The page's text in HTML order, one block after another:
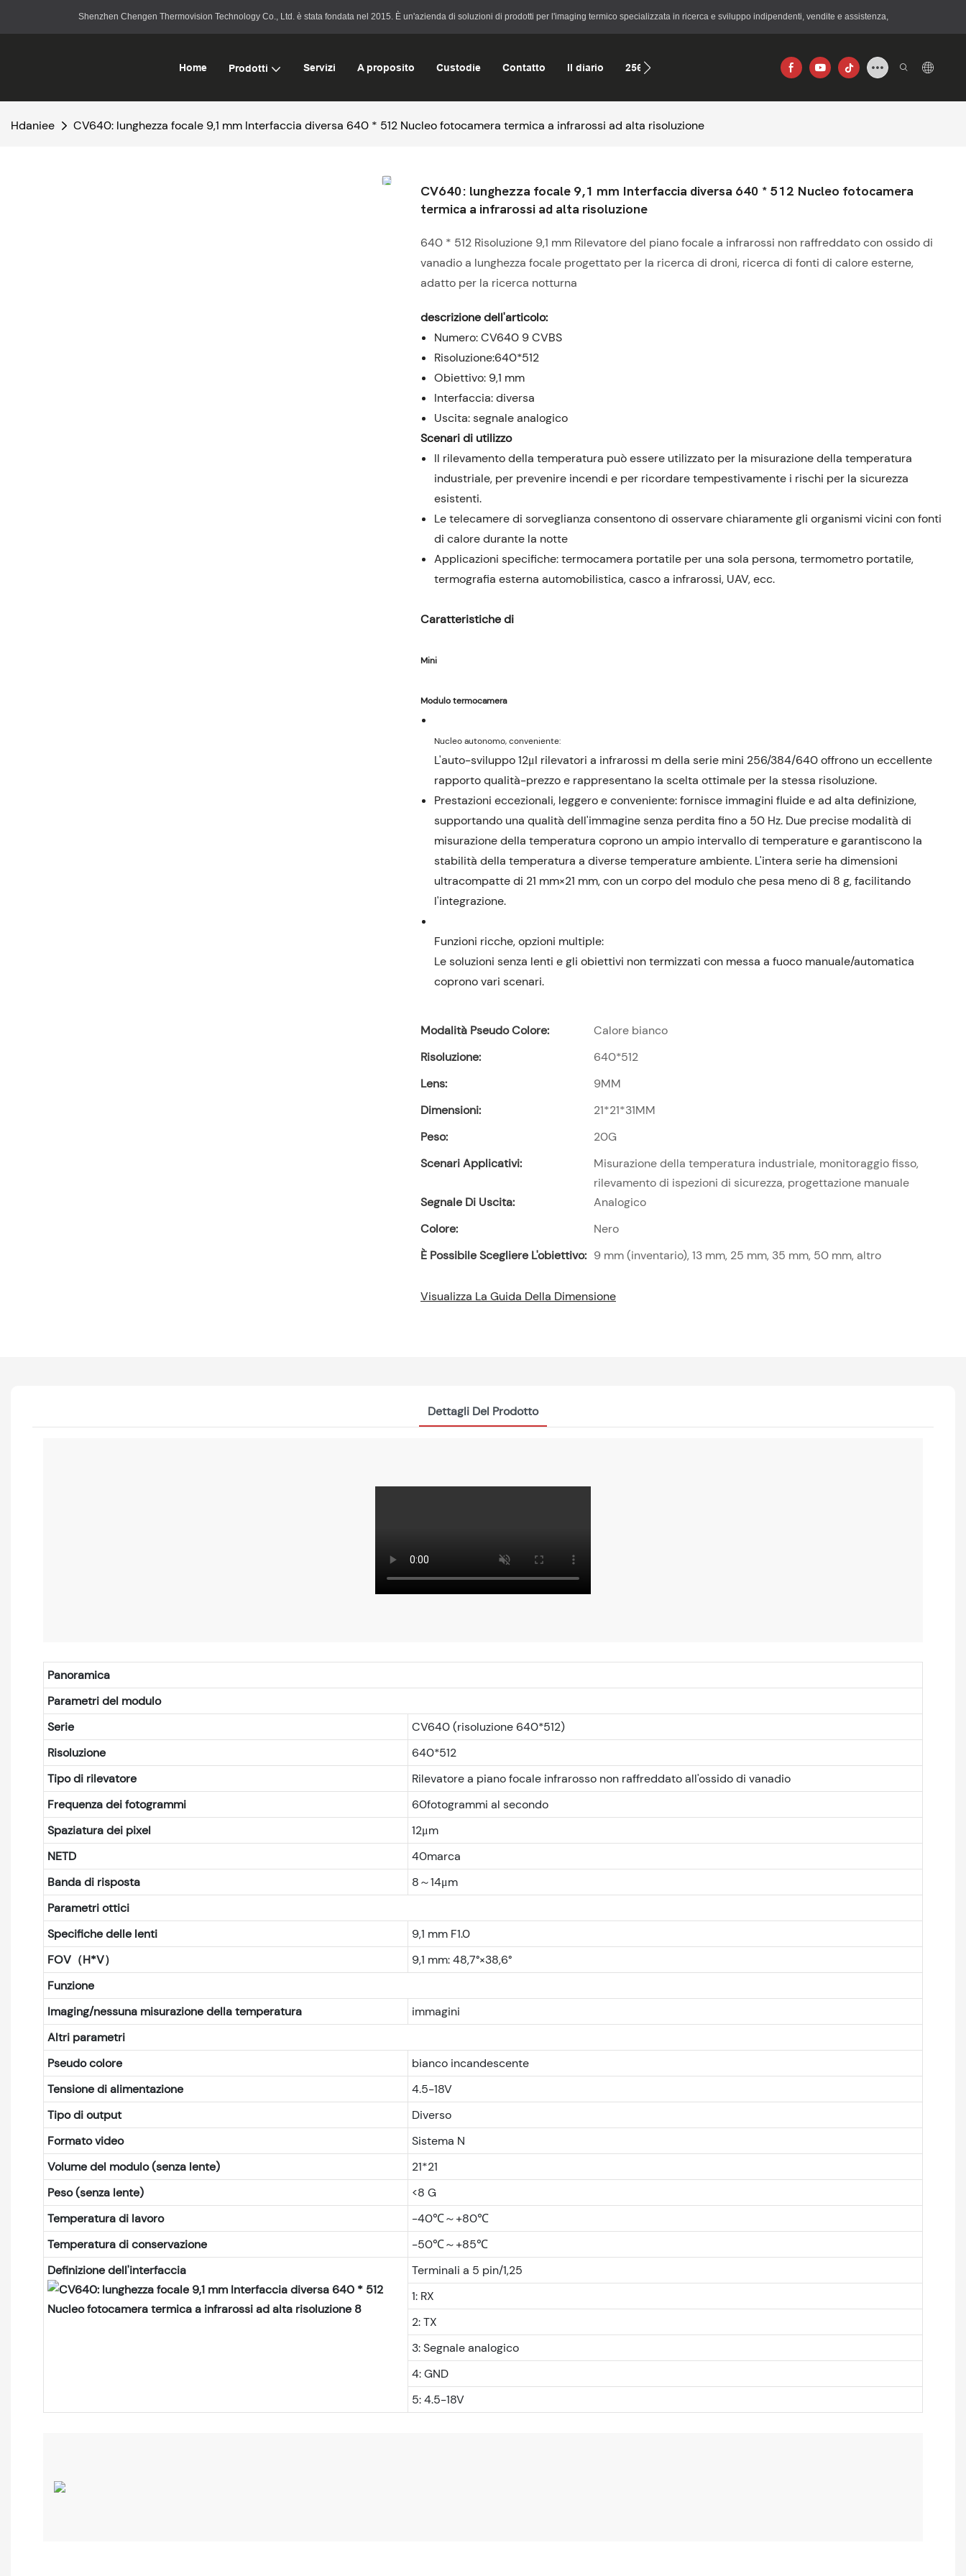
Shenzhen Chengen Thermovision Technology Co., Ltd. è stata fondata nel 2015. È un'azienda di soluzioni di prodotti per l'imaging termico specializzata in ricerca e sviluppo indipendenti, vendite e assistenza,
Home Prodotti Servizi A proposito Custodie Contatto Il diario 256×192
Hdaniee CV640: lunghezza focale 9,1 mm Interfaccia diversa 640 * 512 Nucleo fotocamera termica a infrarossi ad alta risoluzione
CV640: lunghezza focale 9,1 mm Interfaccia diversa 640 * 512 Nucleo fotocamera
termica a infrarossi ad alta risoluzione
640 * 512 Risoluzione 9,1 mm Rilevatore del piano focale a infrarossi non raffreddato con ossido di
vanadio a lunghezza focale progettato per la ricerca di droni, ricerca di fonti di calore esterne,
adatto per la ricerca notturna
descrizione dell'articolo:
Numero: CV640 9 CVBS
Risoluzione:640*512
Obiettivo: 9,1 mm
Interfaccia: diversa
Uscita: segnale analogico
Scenari di utilizzo
Il rilevamento della temperatura può essere utilizzato per la misurazione della temperatura
industriale, per prevenire incendi e per ricordare tempestivamente i rischi per la sicurezza
esistenti.
Le telecamere di sorveglianza consentono di osservare chiaramente gli organismi vicini con fonti
di calore durante la notte
Applicazioni specifiche: termocamera portatile per una sola persona, termometro portatile,
termografia esterna automobilistica, casco a infrarossi, UAV, ecc.
L'auto-sviluppo 12μI rilevatori a infrarossi m della serie mini 256/384/640 offrono un eccellente
rapporto qualità-prezzo e rappresentano la scelta ottimale per la stessa risoluzione.
Prestazioni eccezionali, leggero e conveniente: fornisce immagini fluide e ad alta definizione,
supportando una qualità dell'immagine senza perdita fino a 50 Hz. Due precise modalità di
misurazione della temperatura coprono un ampio intervallo di temperature e garantiscono la
stabilità della temperatura a diverse temperature ambiente. L'intera serie ha dimensioni
ultracompatte di 21 mm×21 mm, con un corpo del modulo che pesa meno di 8 g, facilitando
l'integrazione.
Le soluzioni senza lenti e gli obiettivi non termizzati con messa a fuoco manuale/automatica
coprono vari scenari.
Modalità Pseudo Colore:
Calore bianco
Risoluzione:
640*512
Lens:
9MM
Dimensioni:
21*21*31MM
Peso:
20G
Scenari Applicativi:
Misurazione della temperatura industriale, monitoraggio fisso,
rilevamento di ispezioni di sicurezza, progettazione manuale
Segnale Di Uscita:
Analogico
Colore:
Nero
È Possibile Scegliere L'obiettivo: 9 mm (inventario), 13 mm, 25 mm, 35 mm, 50 mm, altro
Visualizza La Guida Della Dimensione
Dettagli Del Prodotto
Panoramica
Parametri del modulo
Serie
CV640 (risoluzione 640*512)
Risoluzione
640*512
Tipo di rilevatore
Rilevatore a piano focale infrarosso non raffreddato all'ossido di vanadio
Frequenza dei fotogrammi
60fotogrammi al secondo
Spaziatura dei pixel
12μm
NETD
40marca
Banda di risposta
8～14μm
Parametri ottici
Specifiche delle lenti
9,1 mm F1.0
FOV（H*V）
9,1 mm: 48,7°×38,6°
Funzione
Imaging/nessuna misurazione della temperatura
immagini
Altri parametri
Pseudo colore
bianco incandescente
Tensione di alimentazione
4.5-18V
Tipo di output
Diverso
Formato video
Sistema N
Volume del modulo (senza lente)
21*21
Peso (senza lente)
<8 G
Temperatura di lavoro
-40℃～+80℃
Temperatura di conservazione
-50℃～+85℃
Definizione dell'interfaccia
Terminali a 5 pin/1,25
1: RX
2: TX
3: Segnale analogico
4: GND
5: 4.5-18V